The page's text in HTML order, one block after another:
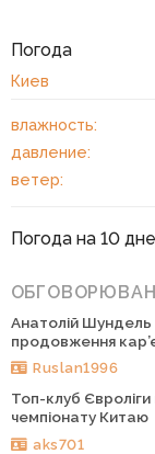
Погода
Киев
влажность:
давление:
ветер:
Погода на 10
Анатолій Шундель
продовження
Ruslan1996
Топ-клуб
чемпіонату Китаю
aks701